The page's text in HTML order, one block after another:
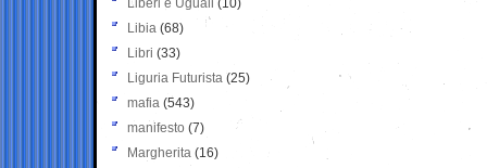
Liberi e Uguali (10)
Libia (68)
Libri (33)
Liguria Futurista (25)
mafia (543)
manifesto (7)
Margherita (16)